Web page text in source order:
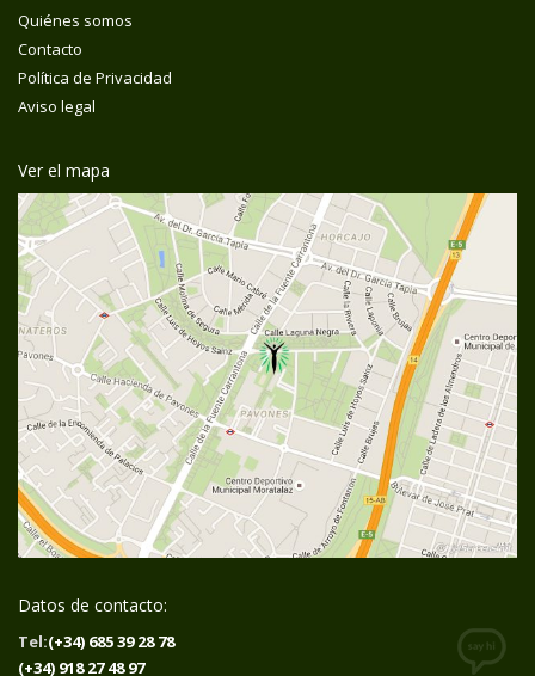
Quiénes somos
Contacto
Política de Privacidad
Aviso legal
Ver el mapa
Datos de contacto:
Tel:(+34) 685 39 28 78
(+34) 918 27 48 97